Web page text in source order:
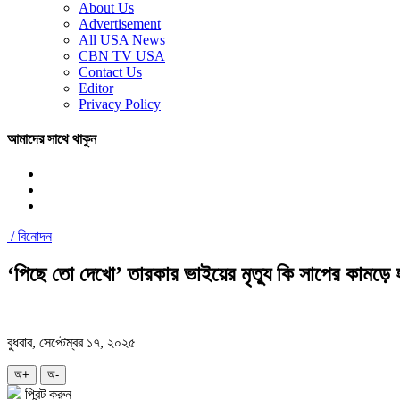
About Us
Advertisement
All USA News
CBN TV USA
Contact Us
Editor
Privacy Policy
আমাদের সাথে থাকুন
/বিনোদন
‘পিছে তো দেখো’ তারকার ভাইয়ের মৃত্যু কি সাপের কামড়ে
বুধবার, সেপ্টেম্বর ১৭, ২০২৫
অ+ অ-
প্রিন্ট করুন